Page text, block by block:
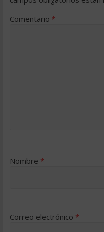
Comentario *
Nombre *
Correo electrónico *